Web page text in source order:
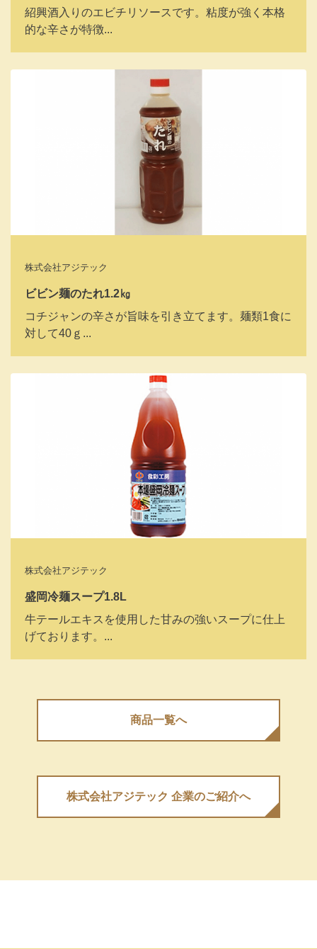
紹興酒入りのエビチリソースです。粘度が強く本格
的な辛さが特徴...
株式会社アジテック
ビビン麺のたれ1.2㎏
コチジャンの辛さが旨味を引き立てます。麺類1食に
対して40ｇ...
株式会社アジテック
盛岡冷麺スープ1.8L
牛テールエキスを使用した甘みの強いスープに仕上
げております。...
商品⼀覧へ
株式会社アジテック 企業のご紹介へ